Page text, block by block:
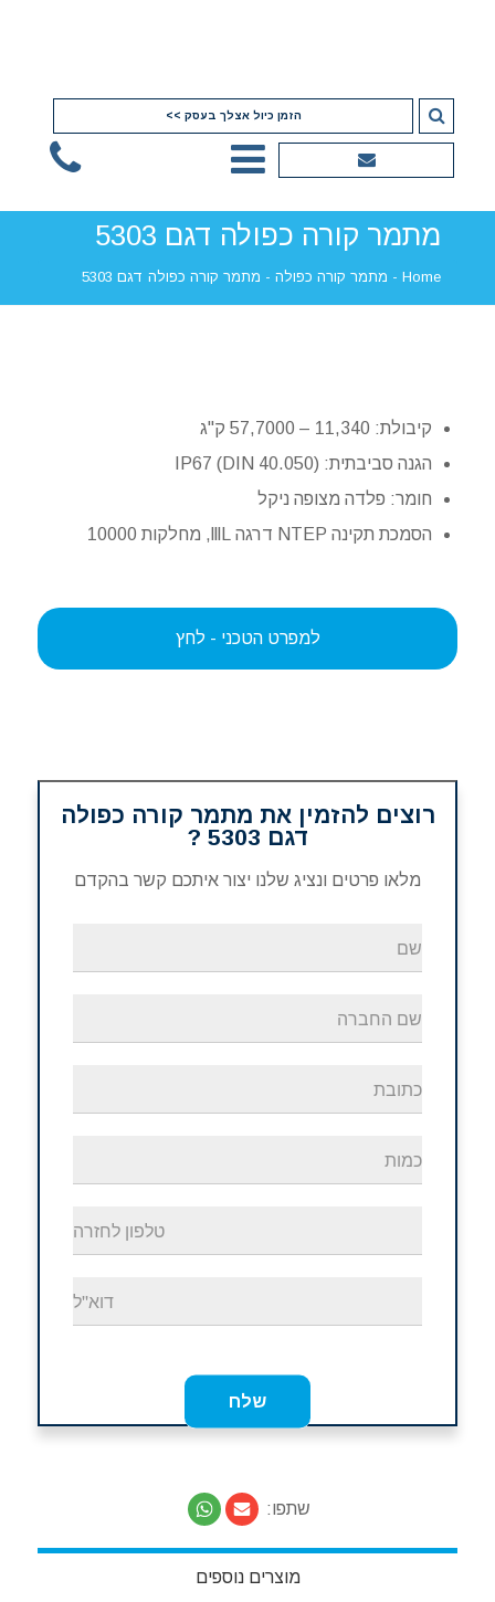
הזמן כיול אצלך בעסק >>
מתמר קורה כפולה דגם 5303
Home
- מתמר קורה כפולה- מתמר קורה כפולה דגם 5303
קיבולת: 11,340 – 57,7000 ק"ג
הגנה סביבתית: IP67 (DIN 40.050)
חומר: פלדה מצופה ניקל
הסמכת תקינה NTEP דרגה lllL, מחלקות 10000
למפרט הטכני - לחץ
רוצים להזמין את מתמר קורה כפולה
דגם 5303 ?
מלאו פרטים ונציג שלנו יצור איתכם קשר בהקדם
שתפו:
מוצרים נוספים